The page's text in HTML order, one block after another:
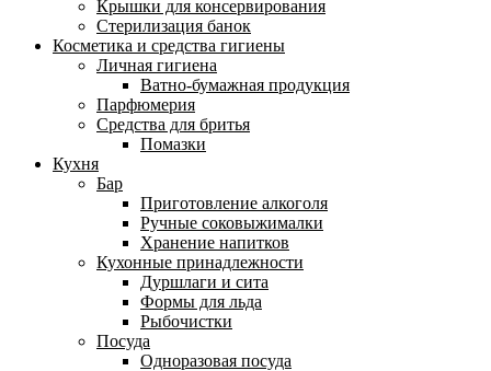
Крышки для консервирования
Стерилизация банок
Косметика и средства гигиены
Личная гигиена
Ватно-бумажная продукция
Парфюмерия
Средства для бритья
Помазки
Кухня
Бар
Приготовление алкоголя
Ручные соковыжималки
Хранение напитков
Кухонные принадлежности
Дуршлаги и сита
Формы для льда
Рыбочистки
Посуда
Одноразовая посуда